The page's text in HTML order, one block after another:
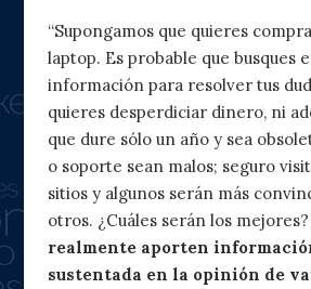
“Supongamos que quieres
laptop. Es probable que busques
información para resolver tus
quieres desperdiciar dinero, ni
que dure sólo un año y sea
o soporte sean malos; seguro
sitios y algunos serán más
otros. ¿Cuáles serán los mejores?
realmente aporten
sustentada en la opinión de